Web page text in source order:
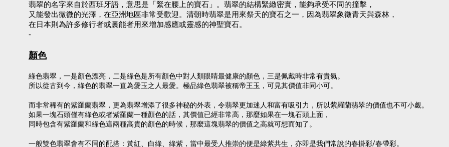
翡翠的名字來自於西班牙語，意思是「緊在腰上的寶石」。翡翠的結構緊緻密實，能夠承受不同的撞擊，
又能發出微微的光澤，在亞洲地區非常受歡迎。清朝時翡翠是用來祭天的寶石之一，因為翡翠象徵青天與森林，
在日本則為許多修行者或囊能者用來增加感應或靈感的神聖寶石。
-
顏色
綠色翡翠，一是顏色漂亮，二是綠色是所有顏色中對人類眼睛最健康的顏色，三是佩戴時非常有貴氣。
所以從古到今，綠色的翡翠一直為愛玉之人最愛。極品綠色翡翠被稱帝王玉，可見其價值非同小可。
而非常稀有的紫羅蘭翡翠，更為翡翠增添了很多神秘的外表，令翡翠更加迷人和富有吸引力，所以紫羅蘭翡翠的價值也不可小覷。
如果一塊石頭僅有綠色或者紫羅蘭一種顏色的話，其價值已經非常高，那麼如果在一塊石頭上面，
同時包含有紫羅蘭和綠色這兩種高貴的顏色的時候，那麼這塊翡翠的價值之高就可想而知了。
一般雙色翡翠會有不同的配搭：黃紅、白綠、綠紫，當中最受人推崇的便是綠紫共生，亦即是我們常說的春掛彩/春帶彩。